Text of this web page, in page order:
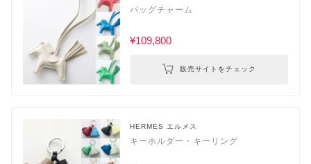
バッグチャーム
¥109,800
販売サイトをチェック
HERMES エルメス
キーホルダー・キーリング